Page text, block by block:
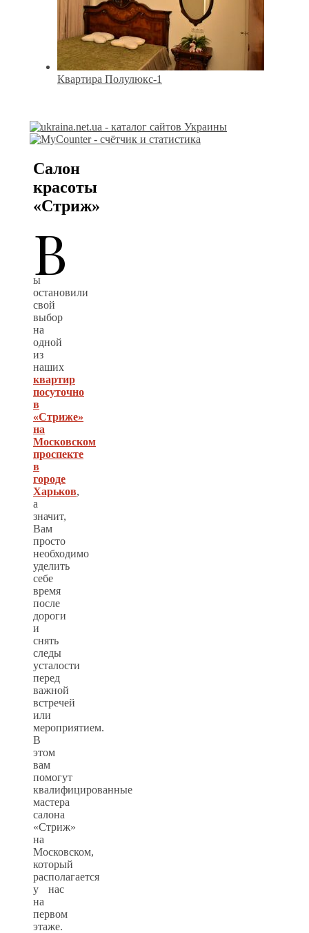
Квартира Полулюкс-1
Салон
красоты
«Стриж»
В
ы
остановили
свой
выбор
на
одной
из
наших
квартир
посуточно
в
«Стриже»
на
Московском
проспекте
в
городе
Харьков,
а
значит,
Вам
просто
необходимо
уделить
себе
время
после
дороги
и
снять
следы
усталости
перед
важной
встречей
или
мероприятием.
В
этом
вам
помогут
квалифицированные
мастера
салона
«Стриж»
на
Московском,
который
располагается
у нас
на
первом
этаже.